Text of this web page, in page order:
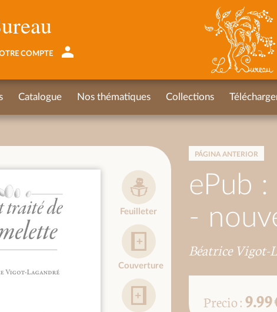
PÁGINA ANTERIOR
ePub
-
Béatrice Vigot-
Feuilleter
Couverture
Precio :9.99
COMPTE
Catalogue Nos thématiques Collections